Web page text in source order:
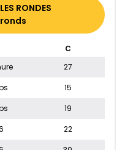
RONDES
C
27
15
19
22